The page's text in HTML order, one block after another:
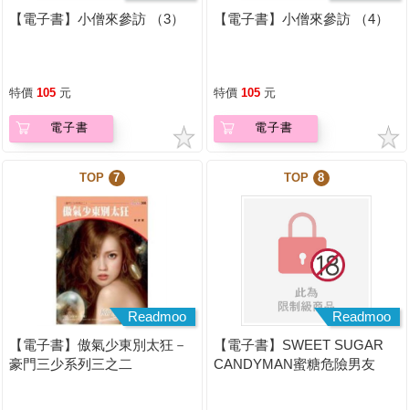
【電子書】小僧來參訪 （3）
特價 105 元
電子書
【電子書】小僧來參訪 （4）
特價 105 元
電子書
TOP 7
Readmoo
【電子書】傲氣少東別太狂－
豪門三少系列三之二
TOP 8
Readmoo
【電子書】SWEET SUGAR
CANDYMAN蜜糖危險男友